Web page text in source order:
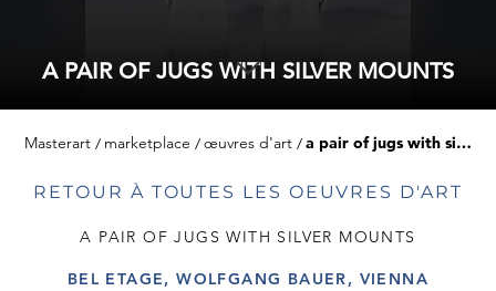
A PAIR OF JUGS WITH SILVER MOUNTS
Masterart marketplace œuvres d'art a pair of jugs with silver mounts
RETOUR À TOUTES LES OEUVRES D'ART
A PAIR OF JUGS WITH SILVER MOUNTS
BEL ETAGE, WOLFGANG BAUER, VIENNA